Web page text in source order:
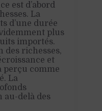
est d’abord
La
d’une durée
plus
importés.
des richesses,
et
perçu comme
La
au-delà des